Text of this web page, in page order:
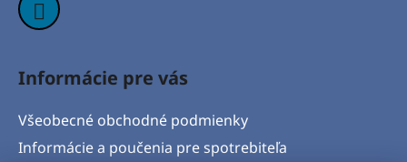
Informácie pre vás
Všeobecné obchodné podmienky
Informácie a poučenia pre spotrebiteľa